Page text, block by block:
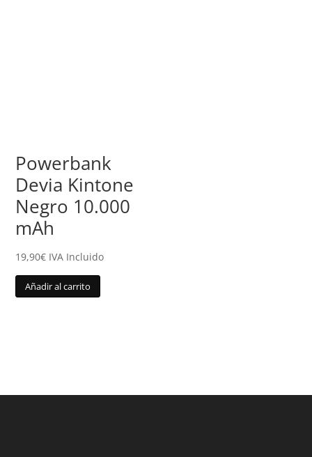
Powerbank
Devia Kintone
Negro 10.000
mAh
19,90€ IVA Incluido
Añadir al carrito